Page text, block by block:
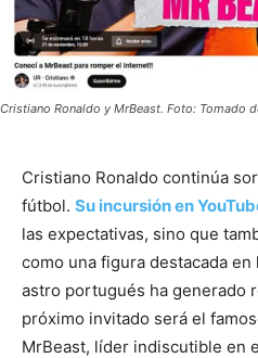
Cristiano Ronaldo y MrBeast. Foto: Tomado
Cristiano Ronaldo continúa
fútbol. Su incursión en
las expectativas, sino que
como una figura destacada en
astro portugués ha generado
próximo invitado será el
MrBeast, líder indiscutible en